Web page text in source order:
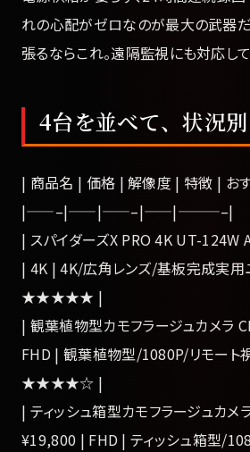
れの心配がゼロなのが最大の武器
張るならこれ。遠隔監視にも対応して
4台を並べて、状況
| 商品名 | 価格 | 解像度 | 特徴 | お
|——–|——|——–|——|———–|
| スパイダーズX PRO 4K UT-
| 4K | 4K/広角レンズ/基板完成実用
★★★★★ |
| 観葉植物型カモフラージュカメラ
FHD | 観葉植物型/1080P/リモート
★★★★☆ |
| ティッシュ箱型カモフラージュカメ
¥19,800 | FHD | ティッシュ箱型/